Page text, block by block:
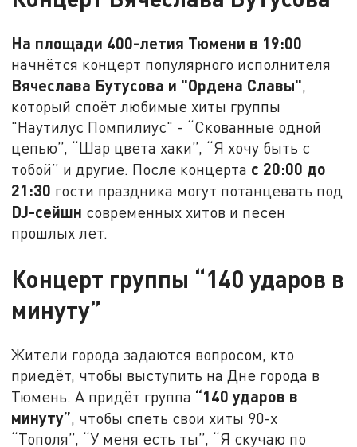
На площади 400-летия Тюмени в 19:00
начнётся концерт популярного исполнителя
Вячеслава Бутусова и "Ордена Славы",
который споёт любимые хиты группы
"Наутилус Помпилиус" - “Скованные одной
цепью”, “Шар цвета хаки”, “Я хочу быть с
тобой” и другие. После концерта с 20:00 до
21:30 гости праздника могут потанцевать под
DJ-сейшн современных хитов и песен
прошлых лет.
Концерт группы “140 ударов в
минуту”
Жители города задаются вопросом, кто
приедёт, чтобы выступить на Дне города в
Тюмень. А придёт группа “140 ударов в
минуту”, чтобы спеть свои хиты 90-х
“Тополя”, “У меня есть ты”, “Я скучаю по